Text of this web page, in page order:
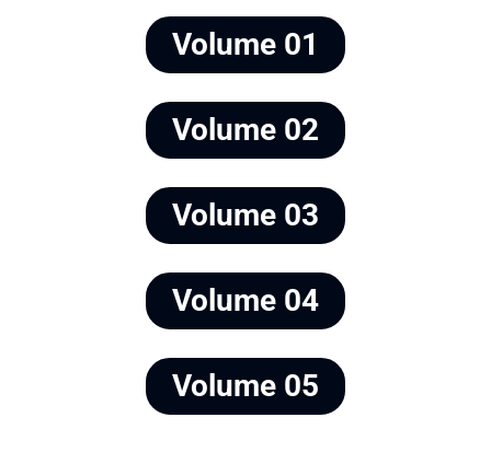
Volume 01
Volume 02
Volume 03
Volume 04
Volume 05